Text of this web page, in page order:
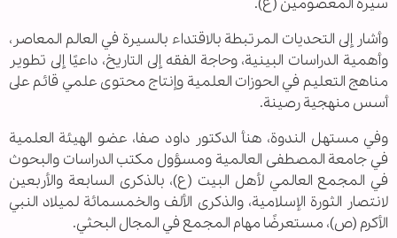
سيرة المعصومين (ع).
وأشار إلى التحديات المرتبطة بالاقتداء بالسيرة في العالم المعاصر،
وأهمية الدراسات البينية، وحاجة الفقه إلى التاريخ، داعيًا إلى تطوير
مناهج التعليم في الحوزات العلمية وإنتاج محتوى علمي قائم على
أسس منهجية رصينة.
وفي مستهل الندوة، هنأ الدكتور داود صفا، عضو الهيئة العلمية
في جامعة المصطفى العالمية ومسؤول مكتب الدراسات والبحوث
في المجمع العالمي لأهل البيت (ع)، بالذكرى السابعة والأربعين
لانتصار الثورة الإسلامية، والذكرى الألف والخمسمائة لميلاد النبي
الأكرم (ص)، مستعرضًا مهام المجمع في المجال البحثي.